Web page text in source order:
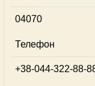
04070
Телефон
+38-044-322-88-